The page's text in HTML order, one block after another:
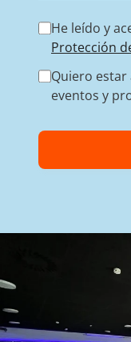
He leído y
Protección
Quiero estar
eventos y